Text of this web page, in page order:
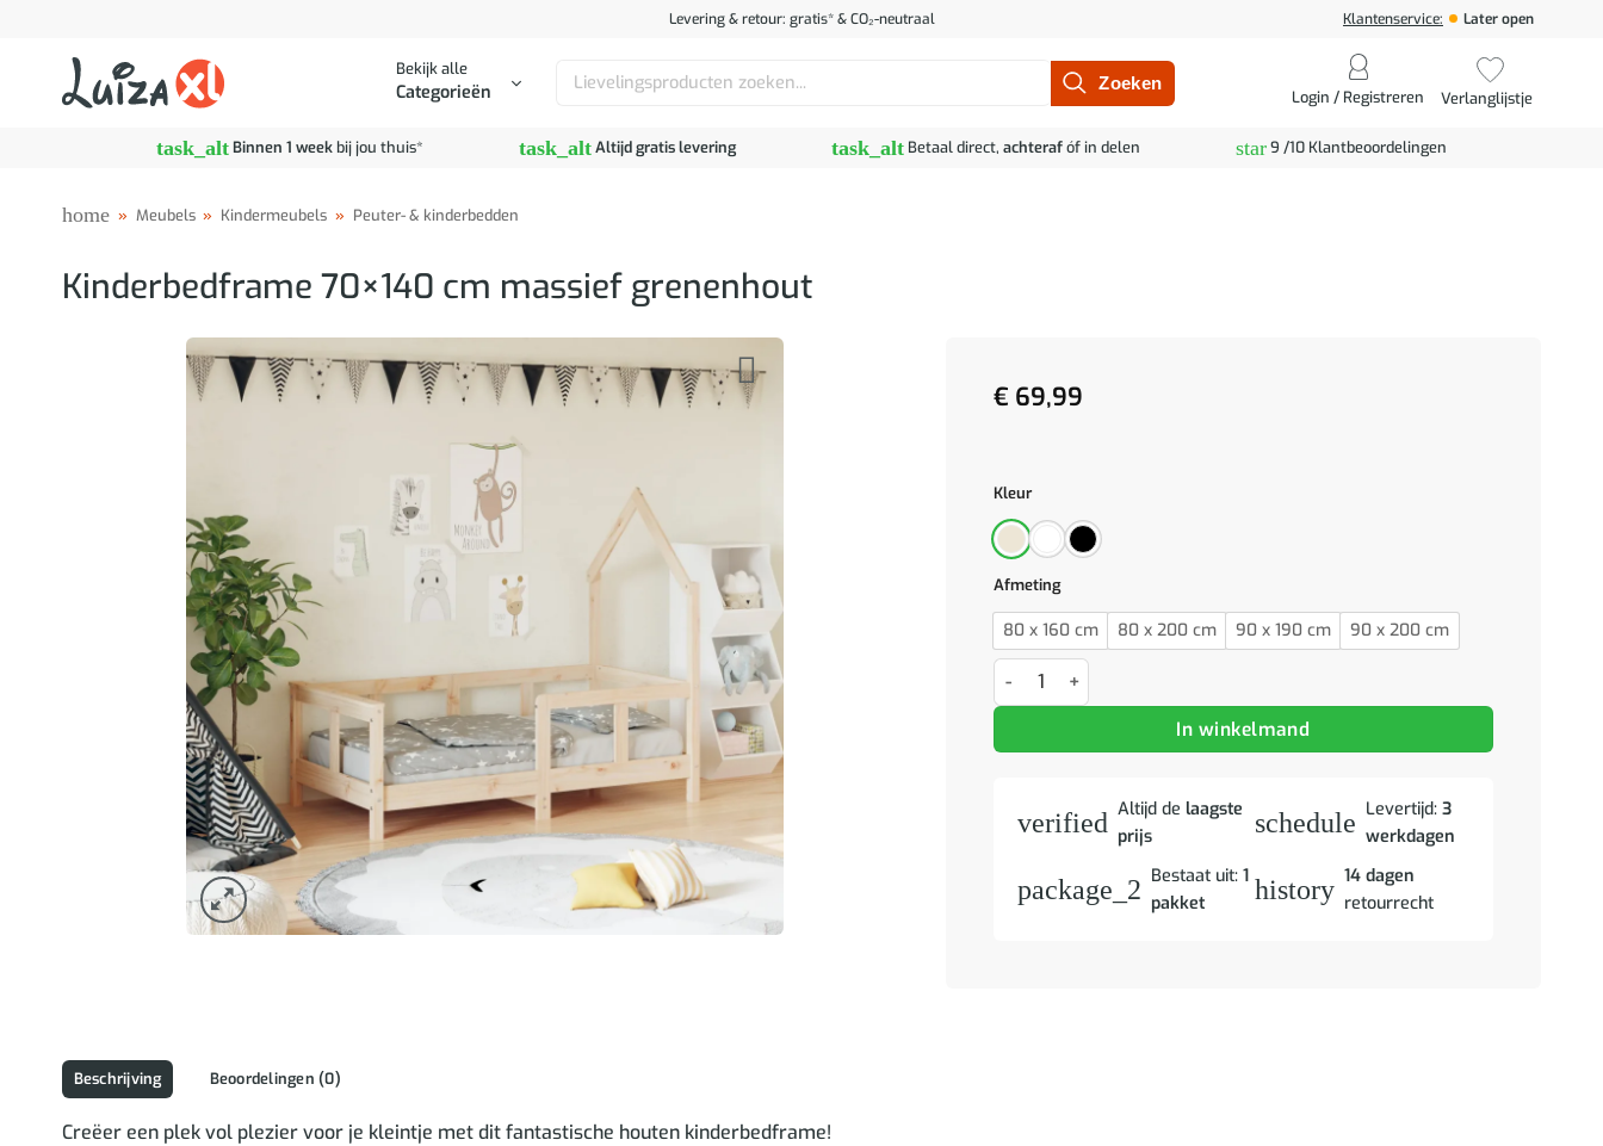
Levering & retour: gratis* & CO₂-neutraal Klantenservice: Later open
Bekijk alle
Categorieën
Zoeken
Login / Registreren Verlanglijstje
task_altBinnen 1 weekbij jou thuis* task_altAltijd gratis levering task_alt Betaal direct, achterafóf in delen star9 /10 Klantbeoordelingen
home » Meubels » Kindermeubels » Peuter- & kinderbedden
Kinderbedframe 70×140 cm massief grenenhout
€ 69,99
Kleur
Afmeting
80 x 160 cm 80 x 200 cm 90 x 190 cm
90 x 200 cm
Kinderbedframe 70x140 cm massief grenenhout aantal
In winkelmand
verified Altijd de laagste
prijs
schedule Levertijd:3
werkdagen
package_2 Bestaat uit: 1
pakket
history 14 dagen
retourrecht
Beschrijving Beoordelingen (0)
Creëer een plek vol plezier voor je kleintje met dit fantastische houten kinderbedframe!